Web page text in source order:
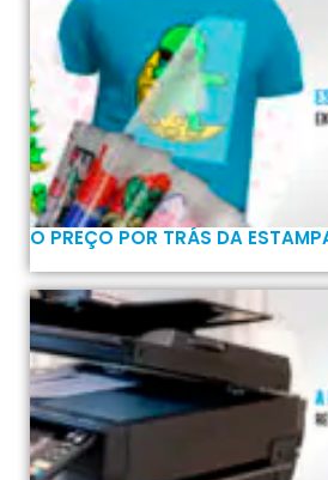
O PREÇO POR TRÁS DA